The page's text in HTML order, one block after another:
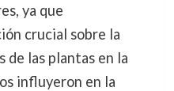
ya que
crucial sobre la
de las plantas en la
influyeron en la